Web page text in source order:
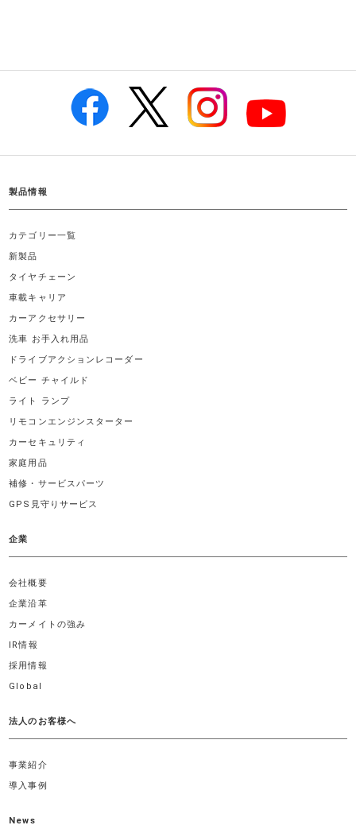
製品情報
カテゴリー一覧
新製品
タイヤチェーン
車載キャリア
カーアクセサリー
洗車 お手入れ用品
ドライブアクションレコーダー
ベビー チャイルド
ライト ランプ
リモコンエンジンスターター
カーセキュリティ
家庭用品
補修・サービスパーツ
GPS見守りサービス
企業
会社概要
企業沿革
カーメイトの強み
IR情報
採用情報
Global
法人のお客様へ
事業紹介
導入事例
News